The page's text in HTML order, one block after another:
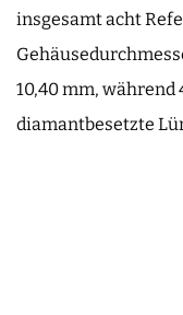
insgesamt acht
10,40 mm, während
diamantbesetzte